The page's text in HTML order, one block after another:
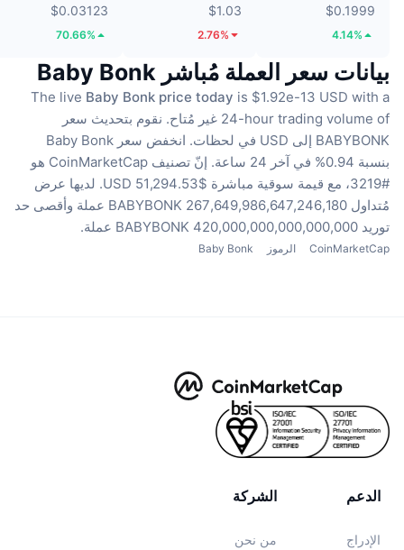
$0.1999
4.14%
$1.03
2.76%
$0.03123
70.66%
بيانات سعر العملة مُباشر Baby Bonk
The live Baby Bonk price today is $1.92e-13 USD with a
24-hour trading volume of غير مُتاح.
نقوم بتحديث سعر
BABYBONK إلى USD في لحظات.
انخفض سعر Baby Bonk
بنسبة 0.94% في آخر 24 ساعة.
إنّ تصنيف CoinMarketCap هو
#3219، مع قيمة سوقية مباشرة $51,294.53 USD.
لديها عرض
مُتداول 267,649,986,647,246,180 BABYBONK عملة
وأقصى حد
توريد 420,000,000,000,000,000 BABYBONK عملة.
CoinMarketCap الرموز Baby Bonk
الشركة
من نحن
الدعم
الإدراج